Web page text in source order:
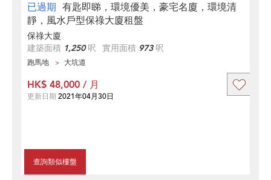
已過期 有匙即睇，環境優美，豪宅名廈，環境清
靜，風水戶型保祿大廈租盤
保祿大廈
建築面積 1,250呎 實用面積 973呎
跑馬地 大坑道
查詢類似樓盤
HK$ 48,000 / 月
更新日期 2021年04月30日